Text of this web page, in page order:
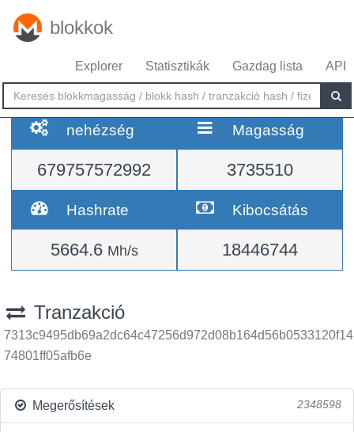
blokkok
Explorer Statisztikák Gazdag lista API
nehézség
679757572992
Magasság
3735510
Hashrate
5664.6 Mh/s
Kibocsátás
18446744
Tranzakció
7313c9495db69a2dc64c47256d972d08b164d56b0533120f14
74801ff05afb6e
Megerősítések 2348598